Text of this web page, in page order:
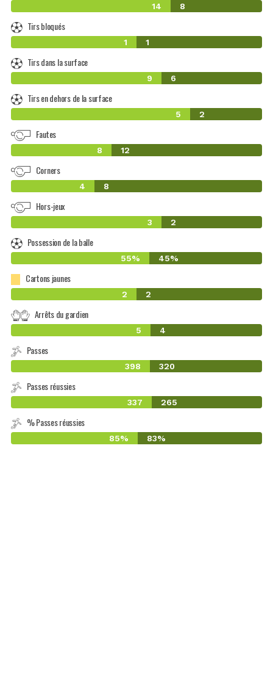
14 8
Tirs bloqués
1 1
Tirs dans la surface
9 6
Tirs en dehors de la surface
5 2
Fautes
8 12
Corners
4 8
Hors-jeux
3 2
Possession de la balle
55% 45%
Cartons jaunes
2 2
Arrêts du gardien
5 4
Passes
398 320
Passes réussies
337 265
% Passes réussies
85% 83%